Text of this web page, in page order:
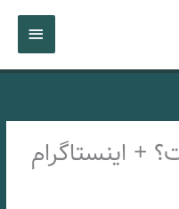
اصلی
اینستاگرام